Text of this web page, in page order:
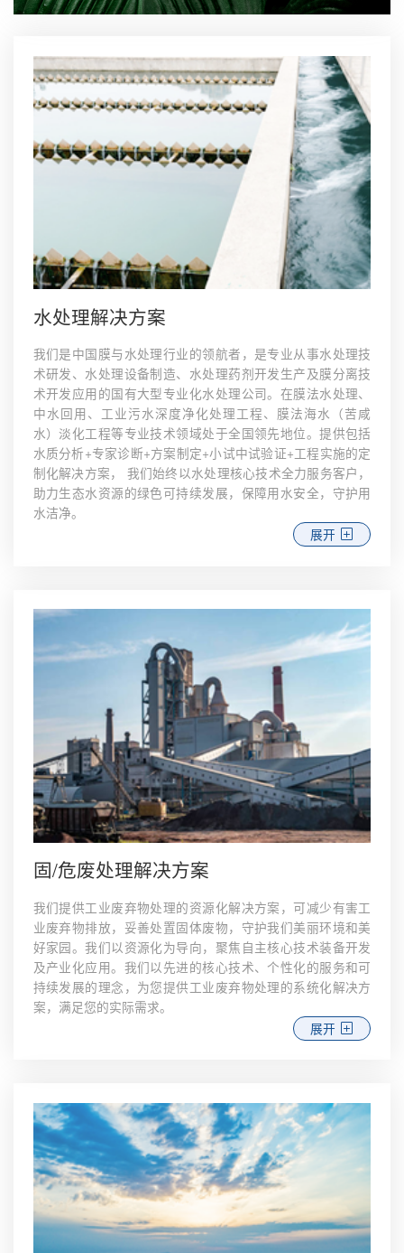
水处理解决方案
我们是中国膜与水处理行业的领航者，是专业从事水处理技
术研发、水处理设备制造、水处理药剂开发生产及膜分离技
术开发应用的国有大型专业化水处理公司。在膜法水处理、
中水回用、工业污水深度净化处理工程、膜法海水（苦咸
水）淡化工程等专业技术领域处于全国领先地位。提供包括
水质分析+专家诊断+方案制定+小试中试验证+工程实施的定
制化解决方案， 我们始终以水处理核心技术全力服务客户，
助力生态水资源的绿色可持续发展，保障用水安全，守护用
水洁净。
展开
固/危废处理解决方案
我们提供工业废弃物处理的资源化解决方案，可减少有害工
业废弃物排放，妥善处置固体废物，守护我们美丽环境和美
好家园。我们以资源化为导向，聚焦自主核心技术装备开发
及产业化应用。我们以先进的核心技术、个性化的服务和可
持续发展的理念，为您提供工业废弃物处理的系统化解决方
案，满足您的实际需求。
展开